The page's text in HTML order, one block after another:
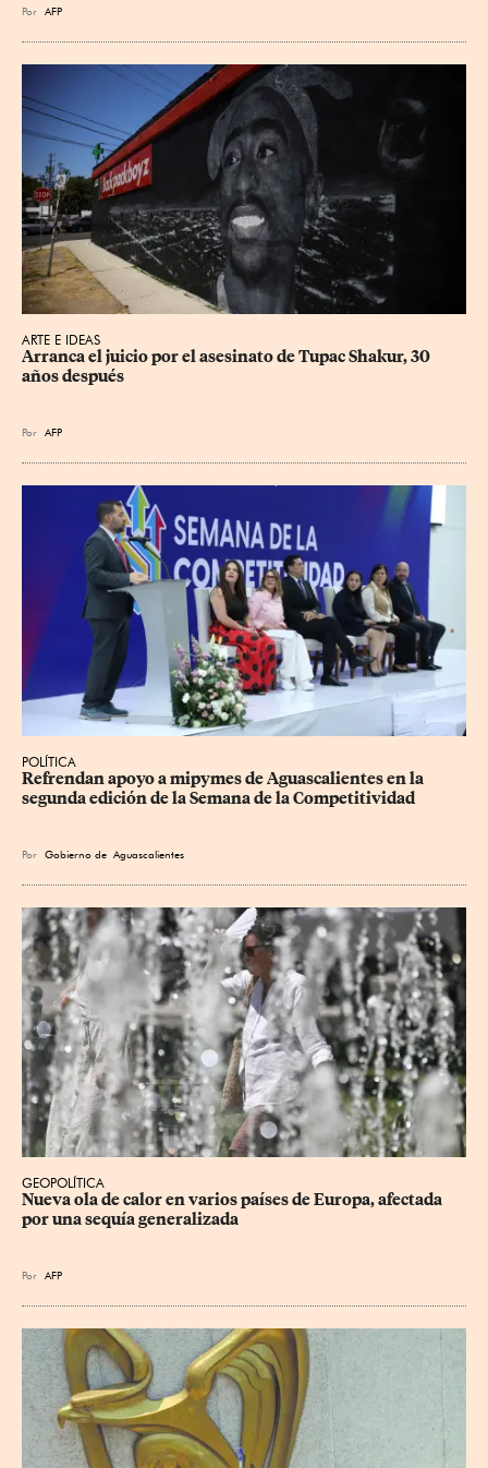
Por AFP
ARTE E IDEAS
Arranca el juicio por el asesinato de Tupac Shakur, 30
años después
Por AFP
POLÍTICA
Refrendan apoyo a mipymes de Aguascalientes en la
segunda edición de la Semana de la Competitividad
Por Gobierno de Aguascalientes
GEOPOLÍTICA
Nueva ola de calor en varios países de Europa, afectada
por una sequía generalizada
Por AFP